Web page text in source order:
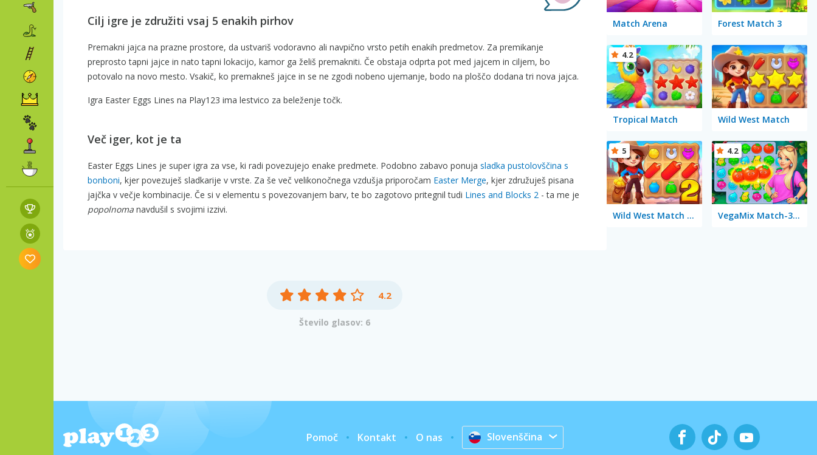
Cilj igre je združiti vsaj 5 enakih pirhov
Premakni jajca na prazne prostore, da ustvariš vodoravno ali navpično vrsto petih enakih predmetov. Za premikanje
preprosto tapni jajce in nato tapni lokacijo, kamor ga želiš premakniti. Če obstaja odprta pot med jajcem in ciljem, bo
potovalo na novo mesto. Vsakič, ko premakneš jajce in se ne zgodi nobeno ujemanje, bodo na ploščo dodana tri nova jajca.
Igra Easter Eggs Lines na Play123 ima lestvico za beleženje točk.
Več iger, kot je ta
Easter Eggs Lines je super igra za vse, ki radi povezujejo enake predmete. Podobno zabavo ponuja sladka pustolovščina s
bonboni, kjer povezuješ sladkarije v vrste. Za še več velikonočnega vzdušja priporočam Easter Merge, kjer združuješ pisana
jajčka v večje kombinacije. Če si v elementu s povezovanjem barv, te bo zagotovo pritegnil tudi Lines and Blocks 2 - ta me je
popolnoma navdušil s svojimi izzivi.
4.2
Število glasov: 6
Match Arena Forest Match 3
Tropical Match
4.2
Wild West Match
Wild West Match 2: The Gold Rush
5
VegaMix Match-3 Village
4.2
Pomoč Kontakt O nas Slovenščina